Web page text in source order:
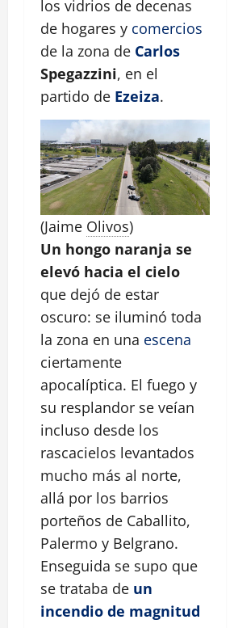
los vidrios de decenas
de hogares y comercios
de la zona de Carlos
Spegazzini, en el
partido de Ezeiza.
(Jaime Olivos)
Un hongo naranja se
elevó hacia el cielo
que dejó de estar
oscuro: se iluminó toda
la zona en una escena
ciertamente
apocalíptica. El fuego y
su resplandor se veían
incluso desde los
rascacielos levantados
mucho más al norte,
allá por los barrios
porteños de Caballito,
Palermo y Belgrano.
Enseguida se supo que
se trataba de un
incendio de magnitud